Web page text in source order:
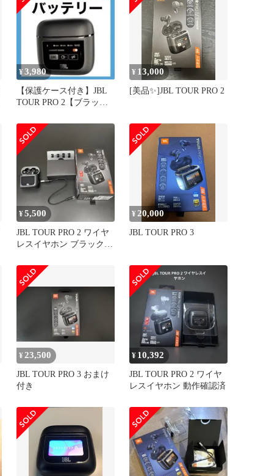
¥3,980
【保護ケース付き】JBL
TOUR PRO 2【ブラッ
¥ 13,000
[美品✨️]JBL TOUR PRO 2
¥5,500
JBL TOUR PRO 2 ワイヤ
レスイヤホン ブラック
¥ 20,000
JBL TOUR PRO 3
¥ 23,500
JBL TOUR PRO 3 おまけ
付き
¥ 10,392
JBL TOUR PRO 2 ワイヤ
レスイヤホン 動作確認済